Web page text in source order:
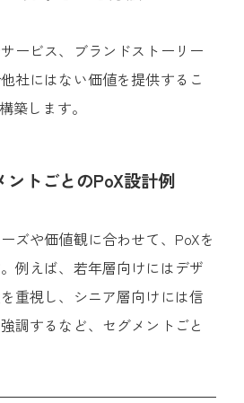
ービス、ブランドストーリー
社にはない価値を提供するこ
築します。
トごとのPoX設計例
ズや価値観に合わせて、PoXを
例えば、若年層向けにはデザ
重視し、シニア層向けには信
調するなど、セグメントごと